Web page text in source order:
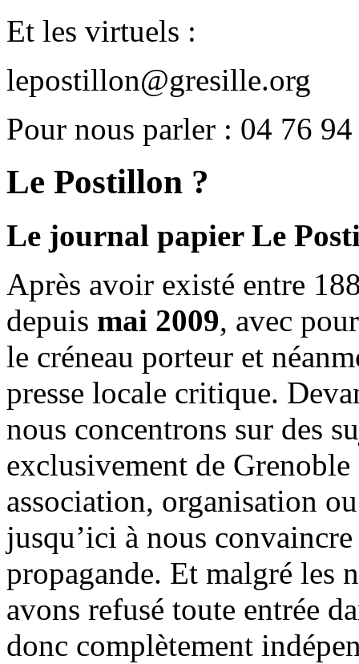
Et les virtuels :
lepostillon@gresille.org
Pour nous parler : 04 76
Le Postillon ?
Le journal papier Le
Après avoir existé entre
depuis mai 2009, avec
le créneau porteur et
presse locale critique.
nous concentrons sur des
exclusivement de
association, organisation
jusqu’ici à nous
propagande. Et malgré les
avons refusé toute entrée
donc complètement